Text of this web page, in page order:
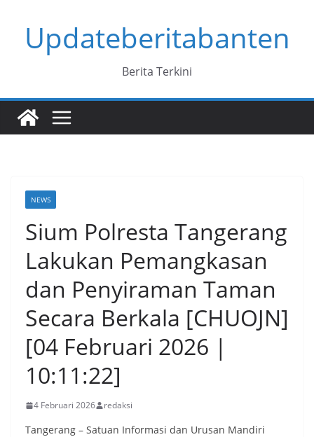
contentUpdateberitabanten
Berita Terkini
NEWS
Sium Polresta Tangerang
Lakukan Pemangkasan
dan Penyiraman Taman
Secara Berkala [CHUOJN]
[04 Februari 2026 |
10:11:22]
4 Februari 2026 redaksi
Tangerang – Satuan Informasi dan Urusan Mandiri